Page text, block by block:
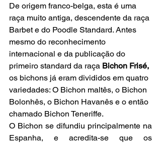
De origem franco-belga, esta é uma
raça muito antiga, descendente da raça
Barbet e do Poodle Standard. Antes
mesmo do reconhecimento
internacional e da publicação do
primeiro standard da raça Bichon Frisé,
os bichons já eram divididos em quatro
variedades: O Bichon maltês, o Bichon
Bolonhês, o Bichon Havanês e o então
chamado Bichon Teneriffe.
O Bichon se difundiu principalmente na
Espanha, e acredita-se que os